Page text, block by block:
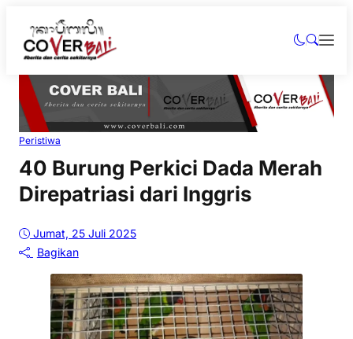
Peristiwa
40 Burung Perkici Dada Merah
Direpatriasi dari Inggris
Jumat, 25 Juli 2025
Bagikan